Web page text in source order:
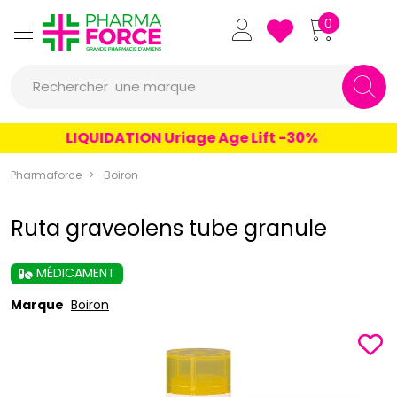
Pharmaforce Grande Pharmacie
0
Rechercher
un produit
une marque
LIQUIDATION Uriage Age Lift -30%
Pharmaforce Boiron
Ruta graveolens tube granule
MÉDICAMENT
Marque Boiron